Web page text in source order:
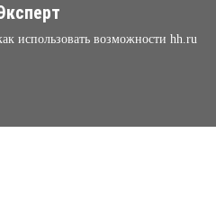
использовать возможности hh.ru